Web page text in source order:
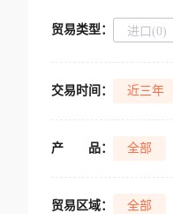
贸易类型： 进口(0)
交易时间： 近三年
产 品： 全部
贸易区域： 全部